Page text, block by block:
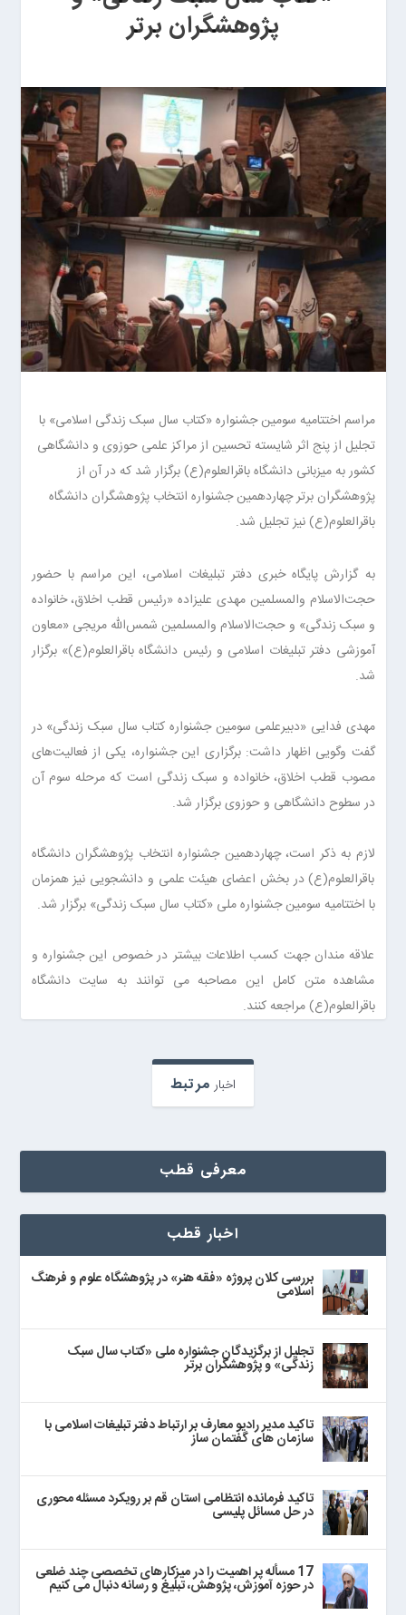
پژوهشگران برتر
مراسم اختتامیه سومین جشنواره «کتاب سال سبک زندگی اسلامی» با
تجلیل از پنج اثر شایسته ‌تحسین از مراکز علمی حوزوی و دانشگاهی
کشور به میزبانی دانشگاه باقرالعلوم(ع) برگزار شد که در آن از
پژوهشگران برتر چهاردهمین جشنواره انتخاب پژوهشگران دانشگاه
باقرالعلوم(ع) نیز تجلیل شد.
به گزارش پایگاه خبری دفتر تبلیغات اسلامی، این مراسم با حضور
حجت‌الاسلام والمسلمین مهدی علیزاده «رئیس قطب اخلاق، خانواده
و سبک زندگی» و حجت‌الاسلام والمسلمین شمس‌الله مریجی «معاون
آموزشی دفتر تبلیغات اسلامی و رئیس دانشگاه باقرالعلوم(ع)» برگزار
شد.
مهدی فدایی «دبیرعلمی سومین جشنواره کتاب سال سبک زندگی» در
گفت وگویی اظهار داشت: برگزاری این جشنواره، یکی از فعالیت‌های
مصوب قطب اخلاق، خانواده و سبک زندگی است که مرحله سوم آن
در سطوح دانشگاهی و حوزوی برگزار شد.
لازم به ذکر است، چهاردهمین جشنواره انتخاب پژوهشگران دانشگاه
باقرالعلوم(ع) در بخش اعضای هیئت علمی و دانشجویی نیز همزمان
با اختتامیه سومین جشنواره ملی «کتاب سال سبک زندگی» برگزار شد.
علاقه مندان جهت کسب اطلاعات بیشتر در خصوص این جشنواره و
مشاهده متن کامل این مصاحبه می توانند به سایت دانشگاه
باقرالعلوم(ع) مراجعه کنند.
اخبار مرتبط
معرفی قطب
اخبار قطب
بررسی کلان پروژه «فقه هنر» در پژوهشگاه علوم و فرهنگ
اسلامی
تجلیل از برگزیدگان جشنواره ملی «کتاب سال سبک
زندگی» و پژوهشگران برتر
تاکید مدیر رادیو معارف بر ارتباط دفتر تبلیغات اسلامی با
سازمان های گفتمان ساز
تاکید فرمانده انتظامی استان قم بر رویکرد مسئله محوری
در حل مسائل پلیسی
17 مسأله پر اهمیت را در میزکارهای تخصصی چند ضلعی
در حوزه آموزش، پژوهش، تبلیغ و رسانه دنبال می‌ کنیم